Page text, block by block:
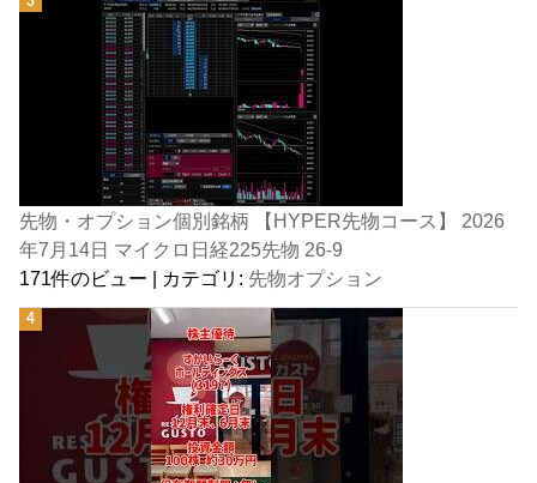
先物・オプション個別銘柄 【HYPER先物コース】 2026
年7月14日 マイクロ日経225先物 26-9
171件のビュー | カテゴリ: 先物オプション